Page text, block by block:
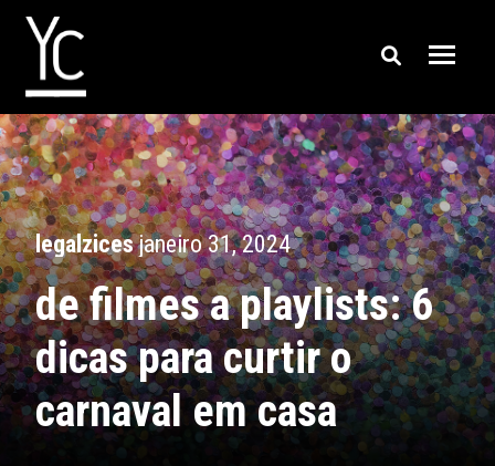
legalzicesjaneiro 31, 2024
de filmes a playlists: 6
dicas para curtir o
carnaval em casa